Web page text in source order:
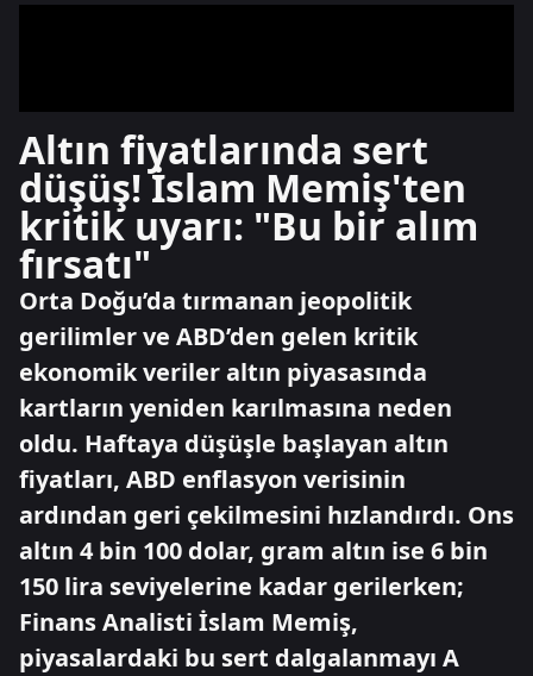
Altın fiyatlarında sert
düşüş! İslam Memiş'ten
kritik uyarı: "Bu bir alım
fırsatı"
Orta Doğu’da tırmanan jeopolitik
gerilimler ve ABD’den gelen kritik
ekonomik veriler altın piyasasında
kartların yeniden karılmasına neden
oldu. Haftaya düşüşle başlayan altın
fiyatları, ABD enflasyon verisinin
ardından geri çekilmesini hızlandırdı. Ons
altın 4 bin 100 dolar, gram altın ise 6 bin
150 lira seviyelerine kadar gerilerken;
Finans Analisti İslam Memiş,
piyasalardaki bu sert dalgalanmayı A